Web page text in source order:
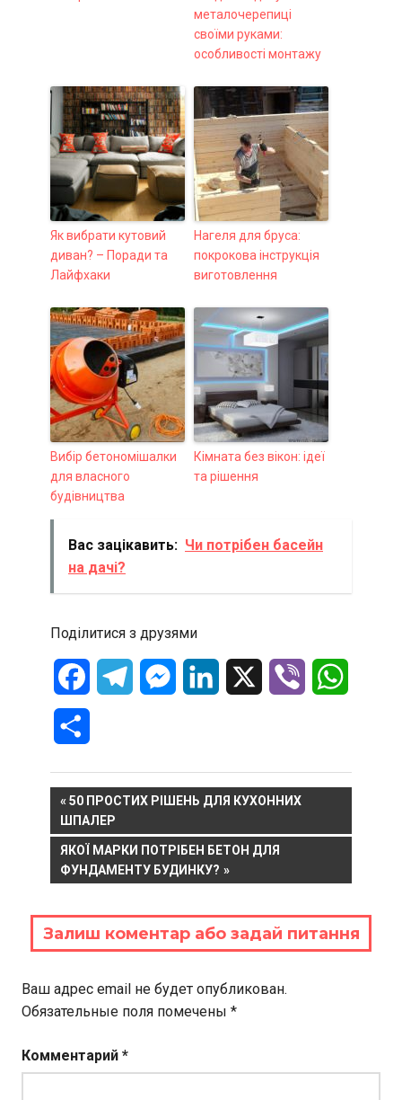
металочерепиці
своїми руками:
особливості монтажу
Як вибрати кутовий
диван? – Поради та
Лайфхаки
Нагеля для бруса:
покрокова інструкція
виготовлення
Вибір бетономішалки
для власного
будівництва
Кімната без вікон: ідеї
та рішення
Вас зацікавить: Чи потрібен басейн
на дачі?
Поділитися з друзями
FacebookTelegramMessenger
LinkedIn Viber
Навигация
по
записям
PREVIOUS
POST:
50 ПРОСТИХ РІШЕНЬ ДЛЯ КУХОННИХ
ШПАЛЕР
NEXT
POST:
ЯКОЇ МАРКИ ПОТРІБЕН БЕТОН ДЛЯ
ФУНДАМЕНТУ БУДИНКУ?
Залиш коментар або задай питання
Ваш адрес email не будет опубликован.
Обязательные поля помечены *
Комментарий *